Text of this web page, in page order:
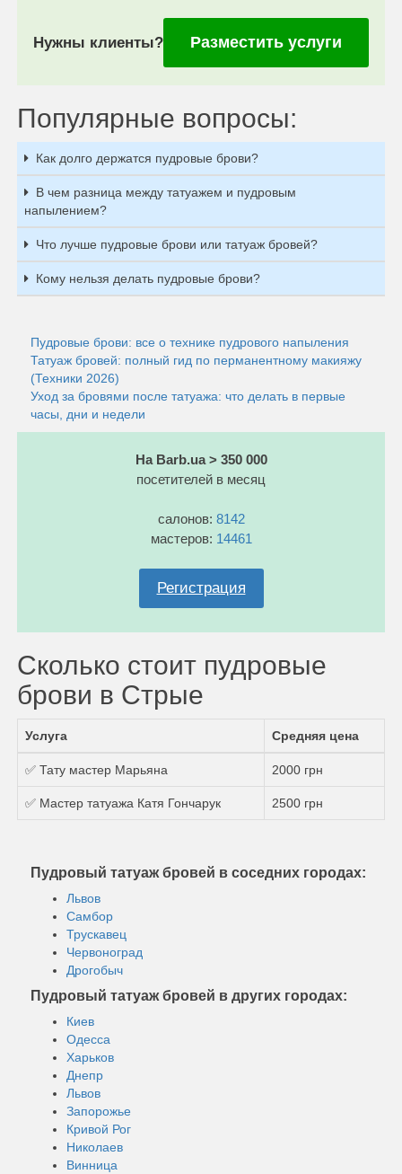
Нужны клиенты? Разместить услуги
Популярные вопросы:
Как долго держатся пудровые брови?
В чем разница между татуажем и пудровым
напылением?
Что лучше пудровые брови или татуаж бровей?
Кому нельзя делать пудровые брови?
Пудровые брови: все о технике пудрового напыления
Татуаж бровей: полный гид по перманентному макияжу
(Техники 2026)
Уход за бровями после татуажа: что делать в первые
часы, дни и недели
На Barb.ua > 350 000
посетителей в месяц
салонов: 8142
мастеров: 14461
Регистрация
Сколько стоит пудровые
брови в Стрые
Услуга Средняя цена
✅ Тату мастер Марьяна 2000 грн
✅ Мастер татуажа Катя Гончарук 2500 грн
Пудровый татуаж бровей в соседних городах:
Львов
Самбор
Трускавец
Червоноград
Дрогобыч
Пудровый татуаж бровей в других городах:
Киев
Одесса
Харьков
Днепр
Львов
Запорожье
Кривой Рог
Николаев
Винница